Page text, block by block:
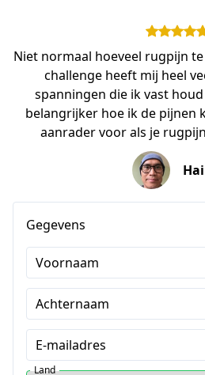
Niet normaal hoeveel rugpijn
challenge heeft mij heel
spanningen die ik vast
belangrijker hoe ik de pijnen
aanrader voor als je
Gegevens
Voornaam
Achternaam
E-mailadres
Land